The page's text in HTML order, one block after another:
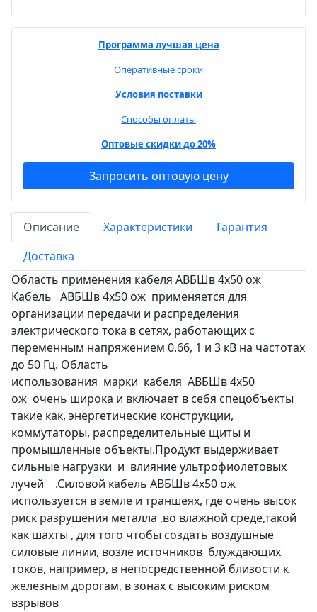
Программа лучшая цена
Оперативные сроки
Условия поставки
Способы оплаты
Оптовые скидки до 20%
Запросить оптовую цену
Описание Характеристики
Гарантия
Доставка
Область применения кабеля АВБШв 4х50 ож
Кабель АВБШв 4х50 ож применяется для
организации передачи и распределения
электрического тока в сетях, работающих с
переменным напряжением 0.66, 1 и 3 кВ на частотах
до 50 Гц. Область
использования марки кабеля АВБШв 4х50
ож очень широка и включает в себя спецобъекты
такие как, энергетические конструкции,
коммутаторы, распределительные щиты и
промышленные объекты.Продукт выдерживает
сильные нагрузки и влияние ультрофиолетовых
лучей .Силовой кабель АВБШв 4х50 ож
используется в земле и траншеях, где очень высок
риск разрушения металла ,во влажной среде,такой
как шахты , для того чтобы создать воздушные
силовые линии, возле источников блуждающих
токов, например, в непосредственной близости к
железным дорогам, в зонах с высоким риском
взрывов